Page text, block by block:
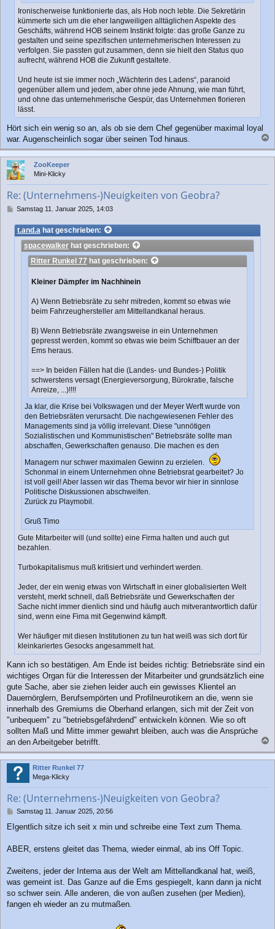
Ironischerweise funktionierte das, als Hob noch lebte. Die Sekretärin
kümmerte sich um die eher langweiligen alltäglichen Aspekte des
Geschäfts, während HOB seinem Instinkt folgte: das große Ganze zu
gestalten und seine spezifischen unternehmerischen Interessen zu
verfolgen. Sie passten gut zusammen, denn sie hielt den Status quo
aufrecht, während HOB die Zukunft gestaltete.
Und heute ist sie immer noch „Wächterin des Ladens“, paranoid
gegenüber allem und jedem, aber ohne jede Ahnung, wie man führt,
und ohne das unternehmerische Gespür, das Unternehmen florieren
lässt.
Hört sich ein wenig so an, als ob sie dem Chef gegenüber maximal loyal
war. Augenscheinlich sogar über seinen Tod hinaus.
a
c
ZooKeeper
Mini-Klicky
Re: (Unternehmens-)Neuigkeiten von Geobra?
B
i
t
Samstag 11. Januar 2025, 14:03
t.and.a hat geschrieben:
spacewalkerhat geschrieben:
Ritter Runkel 77 hat geschrieben:
Kleiner Dämpfer im Nachhinein
A) Wenn Betriebsräte zu sehr mitreden, kommt so etwas wie
beim Fahrzeughersteller am Mittellandkanal heraus.
B) Wenn Betriebsräte zwangsweise in ein Unternehmen
gepresst werden, kommt so etwas wie beim Schiffbauer an der
Ems heraus.
==> In beiden Fällen hat die (Landes- und Bundes-) Politik
schwerstens versagt (Energieversorgung, Bürokratie, falsche
Anreize, ...)!!!!
Ja klar, die Krise bei Volkswagen und der Meyer Werft wurde von
den Betriebsräten verursacht. Die nachgewiesenen Fehler des
Managements sind ja völlig irrelevant. Diese "unnötigen
Sozialistischen und Kommunistischen" Betriebsräte sollte man
abschaffen, Gewerkschaften genauso. Die machen es den
Managern nur schwer maximalen Gewinn zu erzielen.
Schonmal in einem Unternehmen ohne Betriebsrat gearbeitet? Jo
ist voll geil! Aber lassen wir das Thema bevor wir hier in sinnlose
Politische Diskussionen abschweifen.
Zurück zu Playmobil.
Gruß Timo
Gute Mitarbeiter will (und sollte) eine Firma halten und auch gut
bezahlen.
Turbokapitalismus muß kritisiert und verhindert werden.
Jeder, der ein wenig etwas von Wirtschaft in einer globalisierten Welt
versteht, merkt schnell, daß Betriebsräte und Gewerkschaften der
Sache nicht immer dienlich sind und häufig auch mitverantwortlich dafür
sind, wenn eine Fima mit Gegenwind kämpft.
Wer häufiger mit diesen Institutionen zu tun hat weiß was sich dort für
kleinkariertes Gesocks angesammelt hat.
Kann ich so bestätigen. Am Ende ist beides richtig: Betriebsräte sind ein
wichtiges Organ für die Interessen der Mitarbeiter und grundsätzlich eine
gute Sache, aber sie ziehen leider auch ein gewisses Klientel an
Dauernörglern, Berufsempörten und Profilneurotikern an die, wenn sie
innerhalb des Gremiums die Oberhand erlangen, sich mit der Zeit von
"unbequem" zu "betriebsgefährdend" entwickeln können. Wie so oft
sollten Maß und Mitte immer gewahrt bleiben, auch was die Ansprüche
an den Arbeitgeber betrifft.
a
c
Ritter Runkel 77
Mega-Klicky
Re: (Unternehmens-)Neuigkeiten von Geobra?
B
i
r
Samstag 11. Januar 2025, 20:56
EIgentlich sitze ich seit x min und schreibe eine Text zum Thema.
ABER, erstens gleitet das Thema, wieder einmal, ab ins Off Topic.
Zweitens, jeder der Interna aus der Welt am Mittellandkanal hat, weiß,
was gemeint ist. Das Ganze auf die Ems gespiegelt, kann dann ja nicht
so schwer sein. Alle anderen, die von außen zusehen (per Medien),
fangen eh wieder an zu mutmaßen.